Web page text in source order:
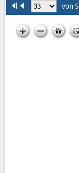
von